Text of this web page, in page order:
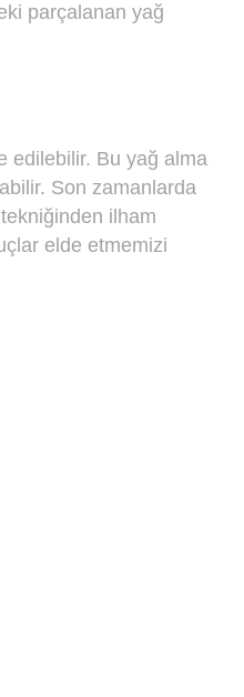
parçalanan yağ
edilebilir. Bu yağ alma
Son zamanlarda
ilham
elde etmemizi